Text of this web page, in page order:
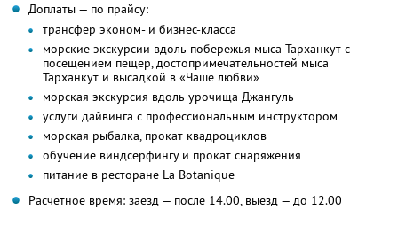
Доплаты — по прайсу:
трансфер эконом- и бизнес-класса
морские экскурсии вдоль побережья мыса Тарханкут с
посещением пещер, достопримечательностей мыса
Тарханкут и высадкой в «Чаше любви»
морская экскурсия вдоль урочища Джангуль
услуги дайвинга с профессиональным инструктором
морская рыбалка, прокат квадроциклов
обучение виндсерфингу и прокат снаряжения
питание в ресторане La Botanique
Расчетное время: заезд — после 14.00, выезд — до 12.00